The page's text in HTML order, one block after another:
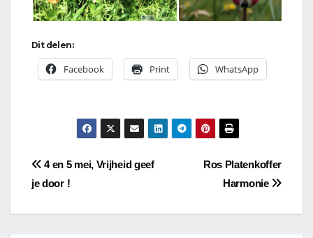
Dit delen:
Facebook Print WhatsApp
Bericht
navigatie
Ros Platenkoffer
Harmonie
4 en 5 mei, Vrijheid geef
je door !